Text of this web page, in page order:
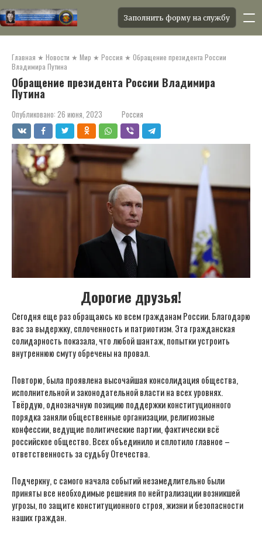
контенту
Заполнить форму на службу
Главная ★ Новости ★ Мир ★ Россия ★ Обращение президента России
Владимира Путина
Обращение президента России Владимира
Путина
Опубликовано: 26 июня, 2023 Россия
Дорогие друзья!
Сегодня еще раз обращаюсь ко всем гражданам России. Благодарю
вас за выдержку, сплоченность и патриотизм. Эта гражданская
солидарность показала, что любой шантаж, попытки устроить
внутреннюю смуту обречены на провал.
Повторю, была проявлена высочайшая консолидация общества,
исполнительной и законодательной власти на всех уровнях.
Твёрдую, однозначную позицию поддержки конституционного
порядка заняли общественные организации, религиозные
конфессии, ведущие политические партии, фактически всё
российское общество. Всех объединило и сплотило главное –
ответственность за судьбу Отечества.
Подчеркну, с самого начала событий незамедлительно были
приняты все необходимые решения по нейтрализации возникшей
угрозы, по защите конституционного строя, жизни и безопасности
наших граждан.